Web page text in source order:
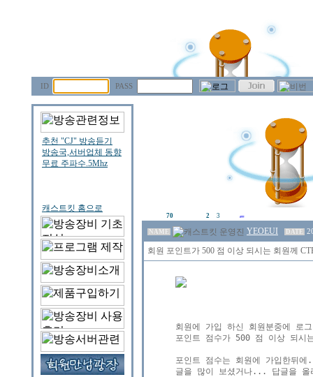
ID PASS
70 2 3
NAME YEOEUI DATE
회원 포인트가 500 점 이상 되시는 회원께
회원에 가입 하신 회원분중에 로
포인트 점수가 500 점 이상 되시
포인트 점수는 회원에 가입한뒤
글을 많이 보셨거나... 답글을